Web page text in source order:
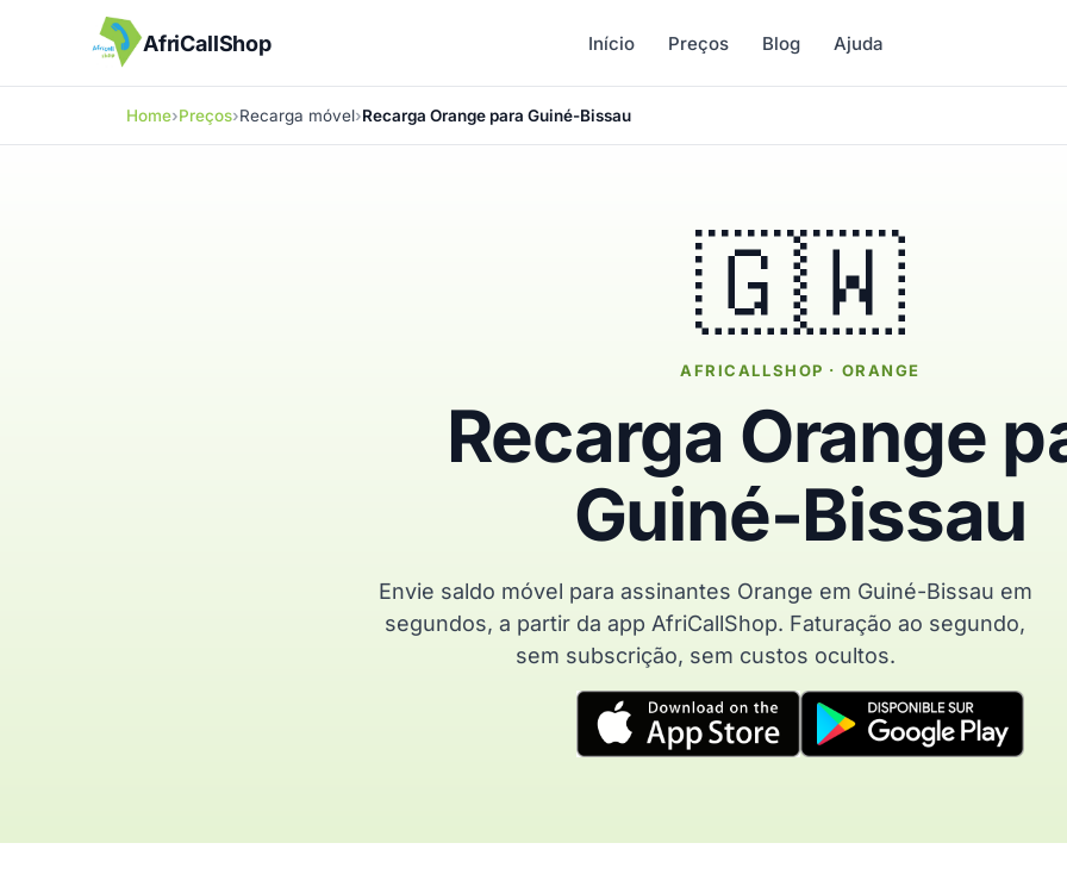
AfriCallShop Início Preços Blog Ajuda
Home Preços Recarga móvel Recarga Orange para Guiné-Bissau
🇬🇼
AFRICALLSHOP · ORANGE
Recarga Orange
Guiné-Bissau
Envie saldo móvel para assinantes Orange em Guiné-Bissau em
segundos, a partir da app AfriCallShop. Faturação ao segundo,
sem subscrição, sem custos ocultos.